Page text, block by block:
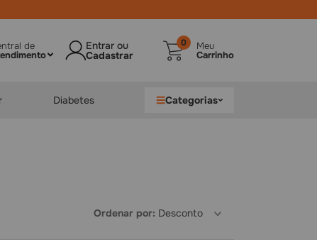
de 0 Meu
Carrinho
Diabetes Categorias
Ordenar por Desconto